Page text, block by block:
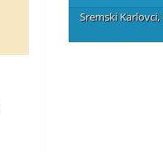
Sremski Karlovci,